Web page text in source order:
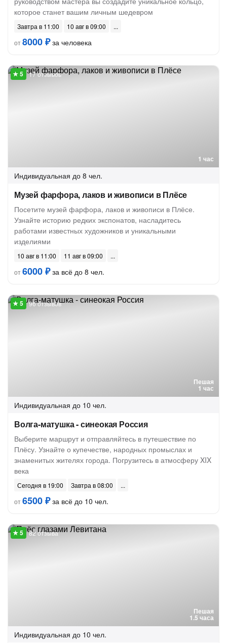
которое станет вашим личным шедевром
Завтра в 11:00
10 авг в 09:00
от8000 ₽за человека
1 час
17 отзывов
Индивидуальная до 8 чел.
Музей фарфора, лаков и живописи в Плёсе
Посетите музей фарфора, лаков и живописи в Плёсе.
Узнайте историю редких экспонатов, насладитесь
работами известных художников и уникальными
изделиями
10 авг в 11:00
11 авг в 09:00
от6000 ₽за всё до 8 чел.
Пешая
1 час
96 отзывов
Индивидуальная до 10 чел.
Волга-матушка - синеокая Россия
Выберите маршрут и отправляйтесь в путешествие по
Плёсу. Узнайте о купечестве, народных промыслах и
знаменитых жителях города. Погрузитесь в атмосферу XIX
века
Сегодня в 19:00
Завтра в 08:00
от6500 ₽за всё до 10 чел.
Пешая
1.5 часа
82 отзыва
Индивидуальная до 10 чел.